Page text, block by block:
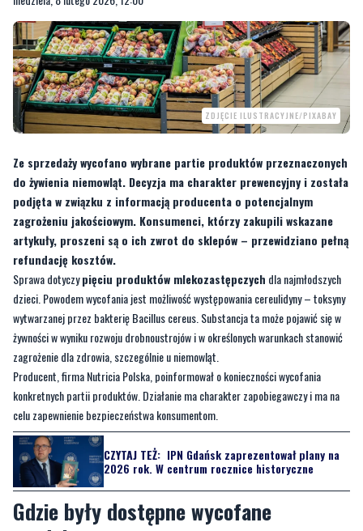
ZDJĘCIE ILUSTRACYJNE/PIXABAY
Ze sprzedaży wycofano wybrane partie produktów przeznaczonych
do żywienia niemowląt. Decyzja ma charakter prewencyjny i została
zagrożeniu jakościowym. Konsumenci, którzy zakupili wskazane
artykuły, proszeni są o ich zwrot do sklepów – przewidziano pełną
refundację kosztów.
Sprawa dotyczypięciu produktów mlekozastępczychdla najmłodszych
dzieci. Powodem wycofania jest możliwość występowania cereulidyny – toksyny
wytwarzanej przez bakterię Bacillus cereus. Substancja ta może pojawić się w
żywności w wyniku rozwoju drobnoustrojów i w określonych warunkach stanowić
zagrożenie dla zdrowia, szczególnie u niemowląt.
Producent, firma Nutricia Polska, poinformował o konieczności wycofania
konkretnych partii produktów. Działanie ma charakter zapobiegawczy i ma na
celu zapewnienie bezpieczeństwa konsumentom.
CZYTAJ TEŻ:IPN Gdańsk zaprezentował plany na
2026 rok. W centrum rocznice historyczne
Gdzie były dostępne wycofane
produkty
Wycofywane partie były dostępne w ofercie sieci sklepów Lidl. To właśnie ta
sieć opublikowała komunikat dla klientów, informując o możliwości zwrotu oraz